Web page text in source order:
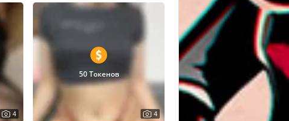
4
50 Токенов
4